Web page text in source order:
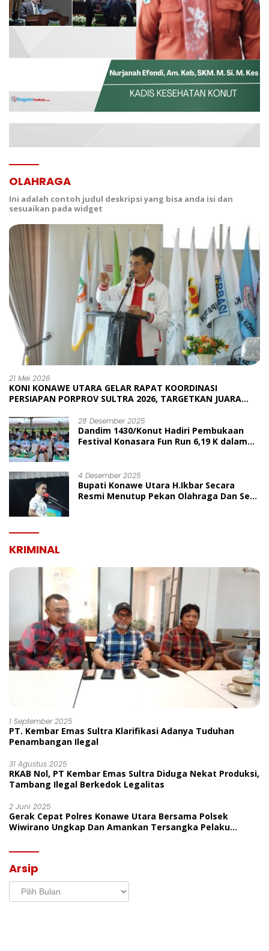
OLAHRAGA
Ini adalah contoh judul deskripsi yang bisa anda isi dan
sesuaikan pada widget
21 Mei 2026
KONI KONAWE UTARA GELAR RAPAT KOORDINASI
PERSIAPAN PORPROV SULTRA 2026, TARGETKAN JUARA
28 Desember 2025
Dandim 1430/Konut Hadiri Pembukaan
Festival Konasara Fun Run 6,19 K dalam
4 Desember 2025
Bupati Konawe Utara H.Ikbar Secara
Resmi Menutup Pekan Olahraga Dan Seni
KRIMINAL
1 September 2025
PT. Kembar Emas Sultra Klarifikasi Adanya Tuduhan
Penambangan Ilegal
31 Agustus 2025
RKAB Nol, PT Kembar Emas Sultra Diduga Nekat Produksi,
Tambang Ilegal Berkedok Legalitas
2 Juni 2025
Gerak Cepat Polres Konawe Utara Bersama Polsek
Wiwirano Ungkap Dan Amankan Tersangka Pelaku
Arsip
Arsip